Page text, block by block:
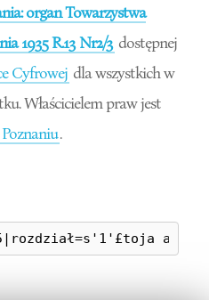
organ Towarzystwa
1935 R.13 Nr2/3 dostępnej
Cyfrowej dla wszystkich w
Właścicielem praw jest
.